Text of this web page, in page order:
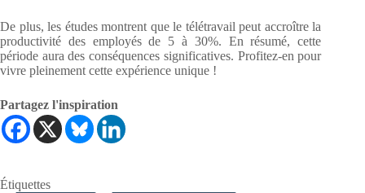
De plus, les études montrent que le télétravail peut accroître la
productivité des employés de 5 à 30%. En résumé, cette
période aura des conséquences significatives. Profitez-en pour
vivre pleinement cette expérience unique !
Partagez l'inspiration
Étiquettes